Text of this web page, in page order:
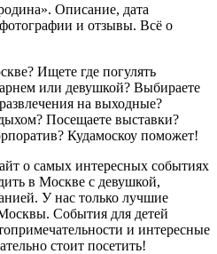
Описание, дата
и отзывы. Всё о
Ищете где погулять
или девушкой? Выбираете
на выходные?
Посещаете выставки?
Кудамоскоу поможет!
о самых интересных событиях
в Москве с девушкой,
У нас только лучшие
События для детей
и интересные
стоит посетить!